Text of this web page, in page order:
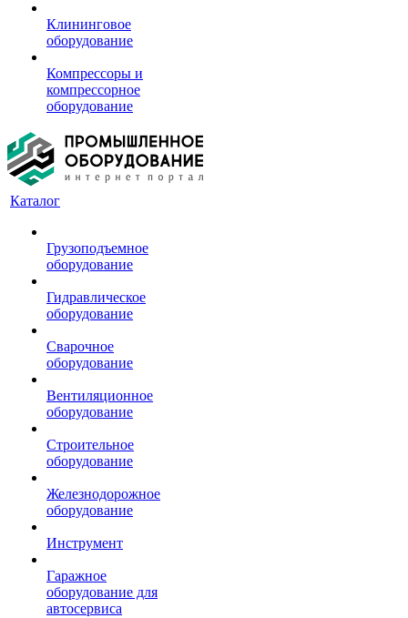
Клининговое
оборудование
Компрессоры и
компрессорное
оборудование
Каталог
Грузоподъемное
оборудование
Гидравлическое
оборудование
Сварочное
оборудование
Вентиляционное
оборудование
Строительное
оборудование
Железнодорожное
оборудование
Инструмент
Гаражное
оборудование для
автосервиса